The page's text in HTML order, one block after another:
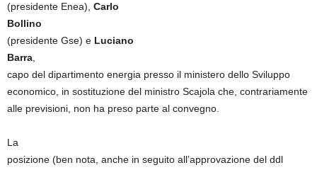
(presidente Enea), Carlo
Bollino
(presidente Gse) e Luciano
Barra
capo del dipartimento energia presso il ministero dello Sviluppo
economico, in sostituzione del ministro Scajola che, contrariamente
alle previsioni, non ha preso parte al convegno.
La
posizione (ben nota, anche in seguito all’approvazione del ddl